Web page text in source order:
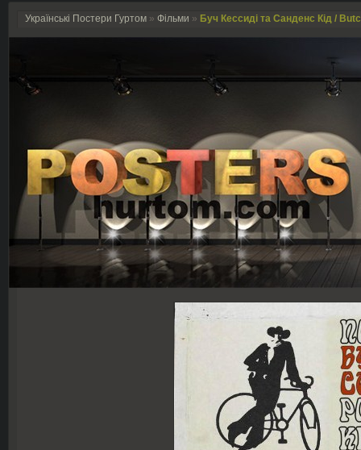
Українські Постери Гуртом » Фільми » Буч Кессиді та Санденс Кід /